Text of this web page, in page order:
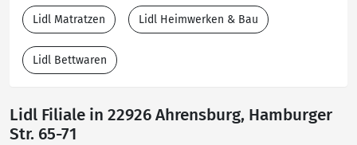
Lidl Matratzen Lidl Heimwerken & Bau
Lidl Bettwaren
Lidl Filiale in 22926 Ahrensburg, Hamburger
Str. 65-71